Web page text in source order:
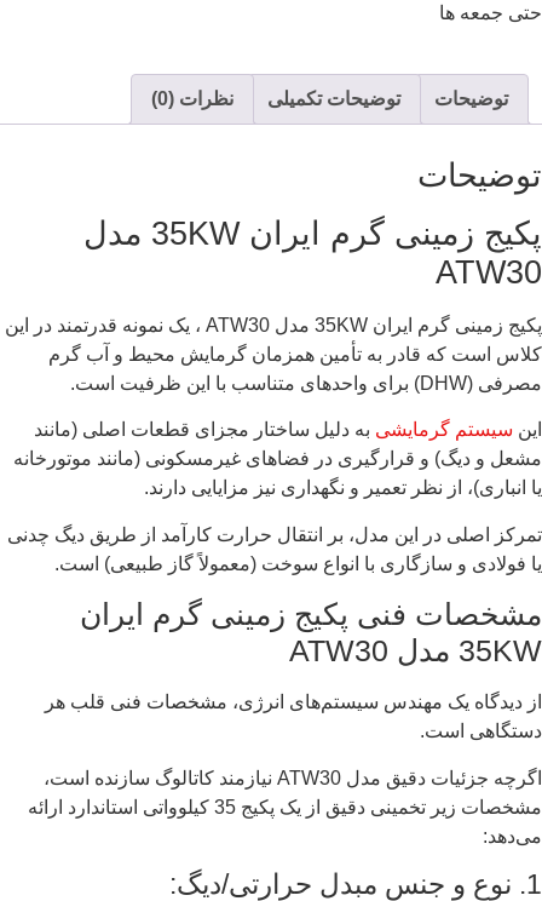
حتی جمعه ها
توضیحات توضیحات تکمیلی نظرات (0)
توضیحات
پکیج زمینی گرم ایران 35KW مدل
ATW30
پکیج زمینی گرم ایران 35KW مدل ATW30 ، یک نمونه قدرتمند در این
کلاس است که قادر به تأمین همزمان گرمایش محیط و آب گرم
مصرفی (DHW) برای واحدهای متناسب با این ظرفیت است.
این سیستم گرمایشی به دلیل ساختار مجزای قطعات اصلی (مانند
مشعل و دیگ) و قرارگیری در فضاهای غیرمسکونی (مانند موتورخانه
یا انباری)، از نظر تعمیر و نگهداری نیز مزایایی دارند.
تمرکز اصلی در این مدل، بر انتقال حرارت کارآمد از طریق دیگ چدنی
یا فولادی و سازگاری با انواع سوخت (معمولاً گاز طبیعی) است.
مشخصات فنی پکیج زمینی گرم ایران
35KW مدل ATW30
از دیدگاه یک مهندس سیستم‌های انرژی، مشخصات فنی قلب هر
دستگاهی است.
اگرچه جزئیات دقیق مدل ATW30 نیازمند کاتالوگ سازنده است،
مشخصات زیر تخمینی دقیق از یک پکیج 35 کیلوواتی استاندارد ارائه
می‌دهد:
1. نوع و جنس مبدل حرارتی/دیگ: